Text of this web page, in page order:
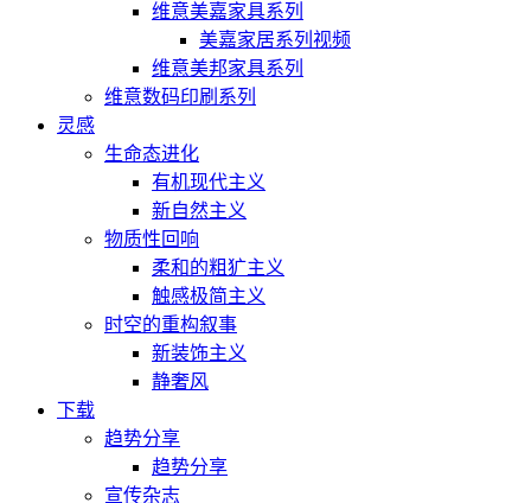
维意美嘉家具系列
美嘉家居系列视频
维意美邦家具系列
维意数码印刷系列
灵感
生命态进化
有机现代主义
新自然主义
物质性回响
柔和的粗犷主义
触感极简主义
时空的重构叙事
新装饰主义
静奢风
下载
趋势分享
趋势分享
宣传杂志